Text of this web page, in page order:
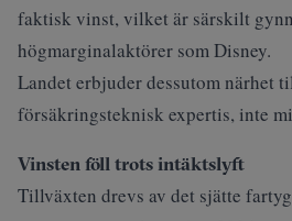
faktisk vinst, vilket är särskilt
högmarginalaktörer som Disney.
Landet erbjuder dessutom närhet
försäkringsteknisk expertis, inte
Vinsten föll trots intäktslyft
Tillväxten drevs av det sjätte